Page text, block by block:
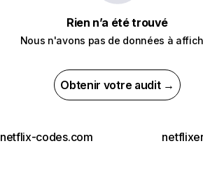
Rien n’a été trouvé
Nous n'avons pas de données à
Obtenir votre audit →
netflix-codes.com